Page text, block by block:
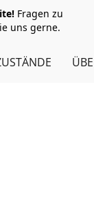
Fragen zu
uns gerne.